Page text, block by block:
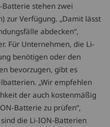
stehen zwei
zur Verfügung. „Damit lässt
abdecken“,
Für Unternehmen, die Li-
benötigen oder den
bevorzugen, gibt es
„Wir empfehlen
der auch kostenmäßig
Batterie zu prüfen“,
die Li-ION-Batterien